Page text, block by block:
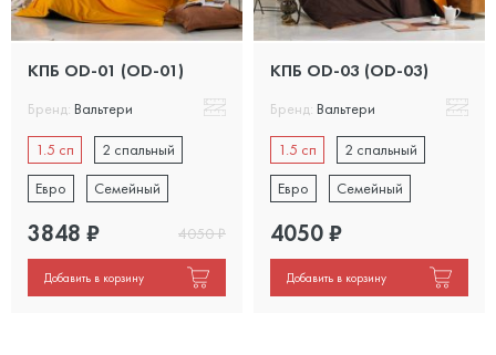
КПБ OD-01 (OD-01)
Бренд: Вальтери
1.5 сп
2 спальный
Евро
Семейный
3848 ₽ 4050₽
Добавить в корзину
КПБ OD-03 (OD-03)
Бренд: Вальтери
1.5 сп
2 спальный
Евро
Семейный
4050₽
Добавить в корзину